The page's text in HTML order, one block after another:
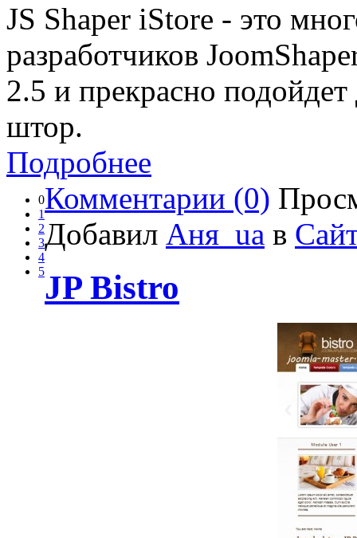
JS Shaper iStore - это
разработчиков
2.5 и прекрасно
штор.
Подробнее
0
1
2
3
4
5
Комментарии (0)
Добавил Аня_ua в
JP Bistro